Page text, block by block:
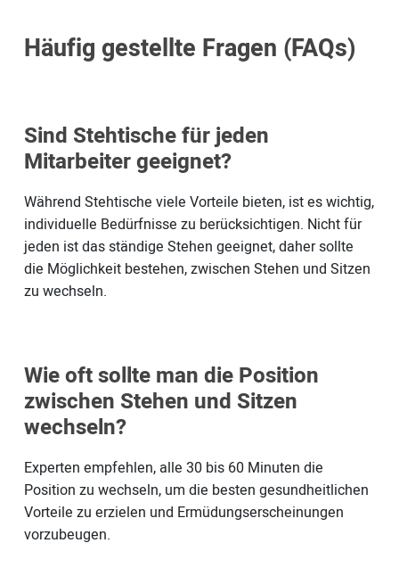
Häufig gestellte Fragen (FAQs)
Sind Stehtische für jeden
Mitarbeiter geeignet?
Während Stehtische viele Vorteile bieten, ist es wichtig,
individuelle Bedürfnisse zu berücksichtigen. Nicht für
jeden ist das ständige Stehen geeignet, daher sollte
die Möglichkeit bestehen, zwischen Stehen und Sitzen
zu wechseln.
Wie oft sollte man die Position
zwischen Stehen und Sitzen
wechseln?
Experten empfehlen, alle 30 bis 60 Minuten die
Position zu wechseln, um die besten gesundheitlichen
Vorteile zu erzielen und Ermüdungserscheinungen
vorzubeugen.